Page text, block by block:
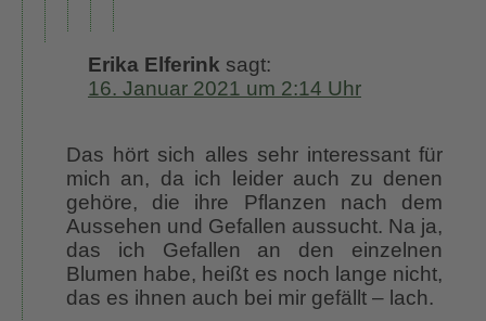
Erika Elferink sagt:
16. Januar 2021 um 2:14 Uhr
Das hört sich alles sehr interessant für
mich an, da ich leider auch zu denen
gehöre, die ihre Pflanzen nach dem
Aussehen und Gefallen aussucht. Na ja,
das ich Gefallen an den einzelnen
Blumen habe, heißt es noch lange nicht,
das es ihnen auch bei mir gefällt – lach.